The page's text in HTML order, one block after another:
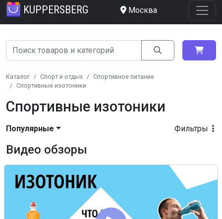
KUPPERSBERG Москва
Каталог Спорт и отдых
Спортивное питание
Спортивные изотоники
Спортивные изотоники
Фильтры
Популярные
Видео обзоры